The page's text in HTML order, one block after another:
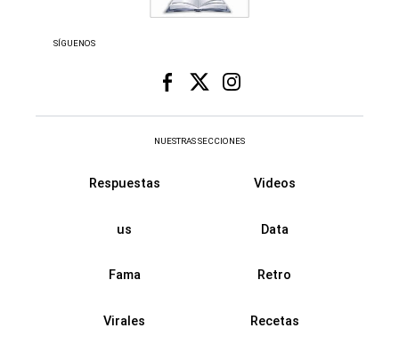
SÍGUENOS
NUESTRAS SECCIONES
Respuestas Videos
us Data
Fama Retro
Virales Recetas